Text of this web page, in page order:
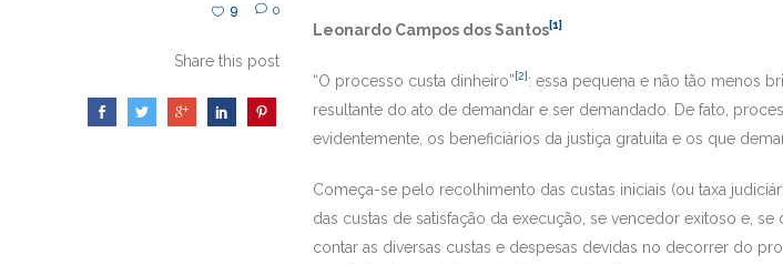
9 0
Share this post
Leonardo Campos dos Santos[1]
“O processo custa dinheiro”[2]: essa pequena e não tão menos
resultante do ato de demandar e ser demandado. De fato,
evidentemente, os beneficiários da justiça gratuita e os que
Começa-se pelo recolhimento das custas iniciais (ou taxa
das custas de satisfação da execução, se vencedor exitoso e,
contar as diversas custas e despesas devidas no decorrer do